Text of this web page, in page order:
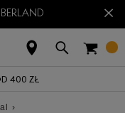
×
400 ZŁ
›